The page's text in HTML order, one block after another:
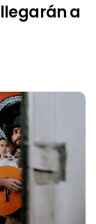
llegarán a